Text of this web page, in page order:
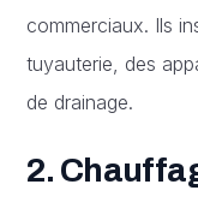
commerciaux. Ils
tuyauterie, des
de drainage.
2.